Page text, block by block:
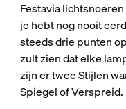
Festavia
je hebt nog nooit
steeds drie punten
zult zien dat elke
zijn er twee Stijlen
Spiegel of Verspreid.